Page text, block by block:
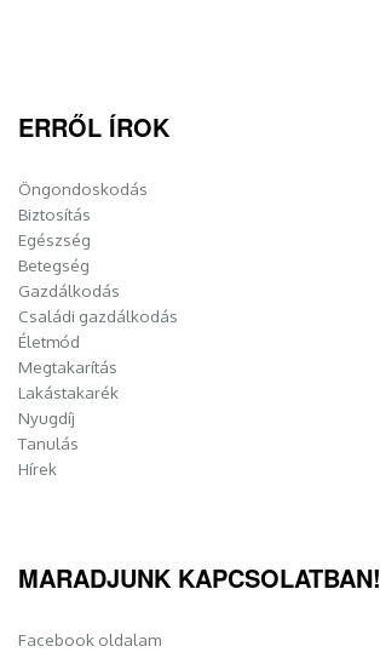
ERRŐL ÍROK
Öngondoskodás
Biztosítás
Egészség
Betegség
Gazdálkodás
Családi gazdálkodás
Életmód
Megtakarítás
Lakástakarék
Nyugdíj
Tanulás
Hírek
MARADJUNK KAPCSOLATBAN!
Facebook oldalam